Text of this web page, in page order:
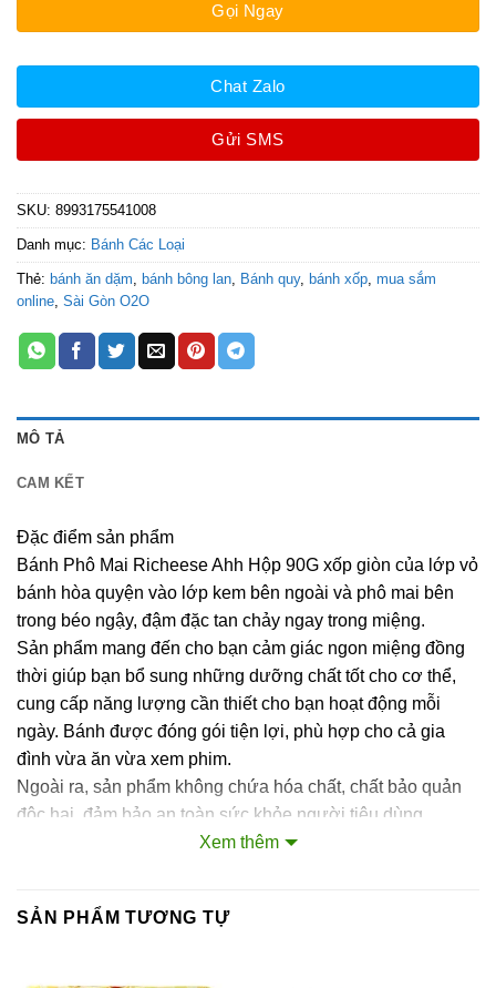
Gọi Ngay
Chat Zalo
Gửi SMS
SKU: 8993175541008
Danh mục: Bánh Các Loại
Thẻ: bánh ăn dặm, bánh bông lan, Bánh quy, bánh xốp, mua sắm
online, Sài Gòn O2O
MÔ TẢ
CAM KẾT
Đặc điểm sản phẩm
Bánh Phô Mai Richeese Ahh Hộp 90G xốp giòn của lớp vỏ
bánh hòa quyện vào lớp kem bên ngoài và phô mai bên
trong béo ngậy, đậm đặc tan chảy ngay trong miệng.
Sản phẩm mang đến cho bạn cảm giác ngon miệng đồng
thời giúp bạn bổ sung những dưỡng chất tốt cho cơ thể,
cung cấp năng lượng cần thiết cho bạn hoạt động mỗi
ngày. Bánh được đóng gói tiện lợi, phù hợp cho cả gia
đình vừa ăn vừa xem phim.
Ngoài ra, sản phẩm không chứa hóa chất, chất bảo quản
độc hại, đảm bảo an toàn sức khỏe người tiêu dùng.
Thành phần của sản phẩm
tôm 14.6%, củ sắn, thịt ghẹ 6.3%, cà rốt, tinh bột bắp, dầu
Xem thêm
SẢN PHẨM TƯƠNG TỰ